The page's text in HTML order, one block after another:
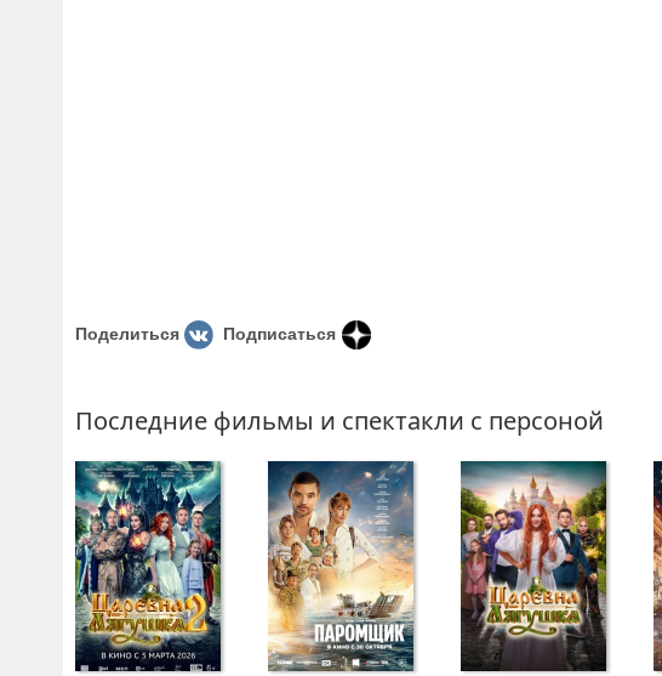
Поделиться Подписаться
Последние фильмы и спектакли с персоной